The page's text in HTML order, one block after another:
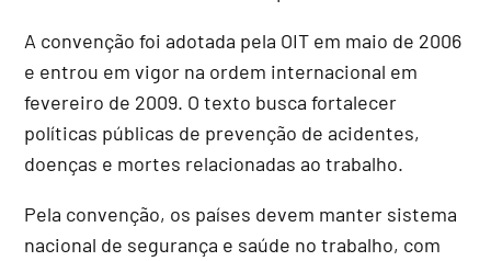
A convenção foi adotada pela OIT em maio de 2006
e entrou em vigor na ordem internacional em
fevereiro de 2009. O texto busca fortalecer
políticas públicas de prevenção de acidentes,
doenças e mortes relacionadas ao trabalho.
Pela convenção, os países devem manter sistema
nacional de segurança e saúde no trabalho, com